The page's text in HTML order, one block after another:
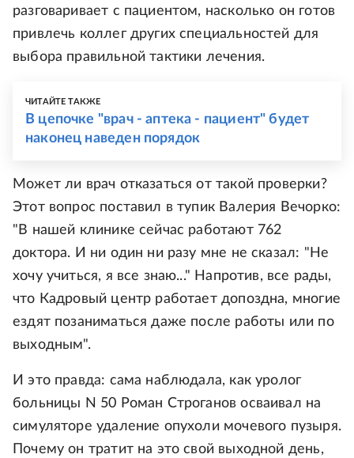
разговаривает с пациентом, насколько он готов
привлечь коллег других специальностей для
выбора правильной тактики лечения.
ЧИТАЙТЕ ТАКЖЕ
В цепочке "врач - аптека - пациент" будет
наконец наведен порядок
Может ли врач отказаться от такой проверки?
Этот вопрос поставил в тупик Валерия Вечорко:
"В нашей клинике сейчас работают 762
доктора. И ни один ни разу мне не сказал: "Не
хочу учиться, я все знаю..." Напротив, все рады,
что Кадровый центр работает допоздна, многие
ездят позаниматься даже после работы или по
выходным".
И это правда: сама наблюдала, как уролог
больницы N 50 Роман Строганов осваивал на
симуляторе удаление опухоли мочевого пузыря.
Почему он тратит на это свой выходной день,